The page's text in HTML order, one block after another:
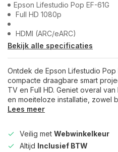
Epson Lifestudio Pop EF-61G
Full HD 1080p
HDMI (ARC/eARC)
Bekijk alle specificaties
Ontdek de Epson Lifestudio Pop
compacte draagbare smart
TV en Full HD. Geniet overal
en moeiteloze installatie, zowel
Lees meer
Veilig met Webwinkelkeur
Altijd Inclusief BTW